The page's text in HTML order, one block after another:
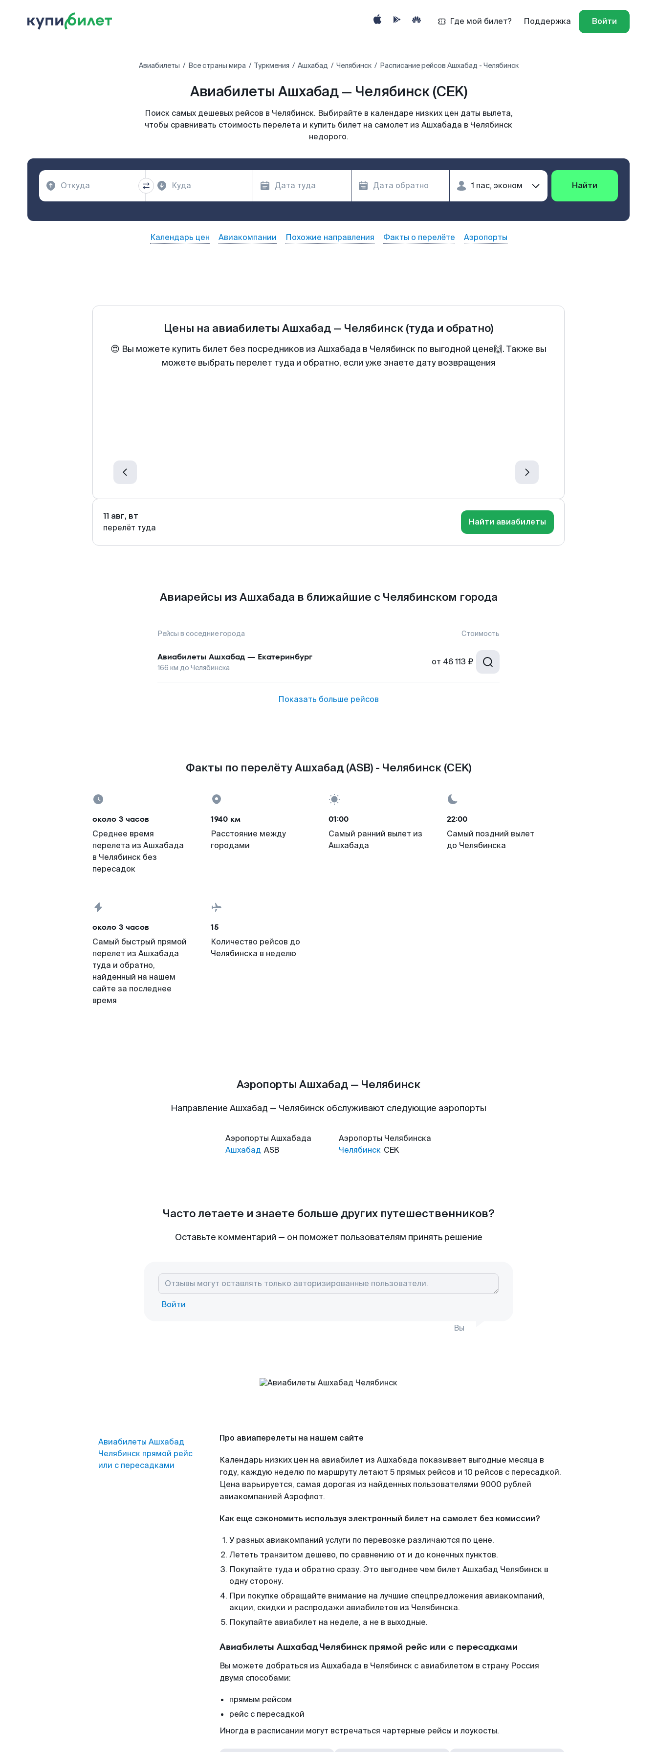
Где мой билет? Поддержка Войти
Авиабилеты Все страны мира Туркмения Ашхабад Челябинск Расписание рейсов Ашхабад - Челябинск
Авиабилеты Ашхабад — Челябинск (CEK)
Поиск самых дешевых рейсов в Челябинск. Выбирайте в календаре низких цен даты вылета,
чтобы сравнивать стоимость перелета и купить билет на самолет из Ашхабада в Челябинск
недорого.
Найти
Календарь цен Авиакомпании Похожие направления Факты о перелёте Аэропорты
Цены на авиабилеты Ашхабад — Челябинск (туда и обратно)
😍 Вы можете купить билет без посредников из Ашхабада в Челябинск по выгодной цене🙌. Также вы
можете выбрать перелет туда и обратно, если уже знаете дату возвращения
11 авг, вт
перелёт туда
Найти авиабилеты
Авиарейсы из Ашхабада в ближайшие с Челябинском города
Рейсы в соседние города Стоимость
Авиабилеты Ашхабад — Екатеринбург
166 км до Челябинска
от 46 113 ₽
Показать больше рейсов
Факты по перелёту Ашхабад (ASB) - Челябинск (CEK)
около 3 часов
Среднее время
перелета из Ашхабада
в Челябинск без
пересадок
1940 км
Расстояние между
городами
01:00
Самый ранний вылет из
Ашхабада
22:00
Самый поздний вылет
до Челябинска
около 3 часов
Самый быстрый прямой
перелет из Ашхабада
туда и обратно,
найденный на нашем
сайте за последнее
время
15
Количество рейсов до
Челябинска в неделю
Аэропорты Ашхабад — Челябинск
Направление Ашхабад — Челябинск обслуживают следующие аэропорты
Аэропорты Ашхабада
Ашхабад ASB
Аэропорты Челябинска
Челябинск CEK
Часто летаете и знаете больше других путешественников?
Оставьте комментарий — он поможет пользователям принять решение
Войти
Вы
Авиабилеты Ашхабад
Челябинск прямой рейс
или с пересадками
Про авиаперелеты на нашем сайте
Календарь низких цен на авиабилет из Ашхабада показывает выгодные месяца в
году, каждую неделю по маршруту летают 5 прямых рейсов и 10 рейсов с пересадкой.
Цена варьируется, самая дорогая из найденных пользователями 9000 рублей
авиакомпанией Аэрофлот.
Как еще сэкономить используя электронный билет на самолет без комиссии?
У разных авиакомпаний услуги по перевозке различаются по цене.
Лететь транзитом дешево, по сравнению от и до конечных пунктов.
Покупайте туда и обратно сразу. Это выгоднее чем билет Ашхабад Челябинск в
одну сторону.
При покупке обращайте внимание на лучшие спецпредложения авиакомпаний,
акции, скидки и распродажи авиабилетов из Челябинска.
Покупайте авиабилет на неделе, а не в выходные.
Авиабилеты Ашхабад Челябинск прямой рейс или с пересадками
Вы можете добраться из Ашхабада в Челябинск с авиабилетом в страну Россия
двумя способами:
прямым рейсом
рейс с пересадкой
Иногда в расписании могут встречаться чартерные рейсы и лоукосты.